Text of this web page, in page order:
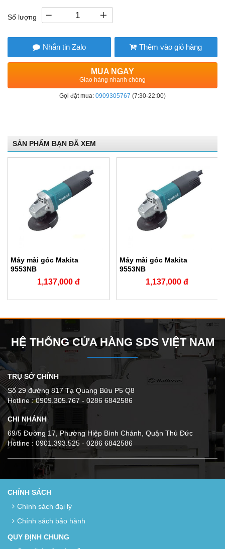
Số lượng
Nhắn tin Zalo Thêm vào giỏ hàng
MUA NGAY
Giao hàng nhanh chóng
Gọi đặt mua: 0909305767 (7:30-22:00)
SẢN PHẨM BẠN ĐÃ XEM
Máy mài góc Makita
9553NB
1,137,000 đ
Máy mài góc Makita
9553NB
1,137,000 đ
HỆ THỐNG CỬA HÀNG SDS VIỆT NAM
TRỤ SỞ CHÍNH
Số 29 đường 817 Tạ Quang Bửu P5 Q8
Hotline : 0909.305.767 - 0286 6842586
CHI NHÁNH
69/5 Đường 17, Phường Hiệp Bình Chánh, Quận Thủ Đức
Hotline : 0901.393.525 - 0286 6842586
CHÍNH SÁCH
Chính sách đại lý
Chính sách bảo hành
QUY ĐỊNH CHUNG